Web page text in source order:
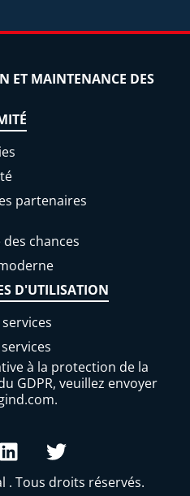
ET MAINTENANCE DES
partenaires
chances
D'UTILISATION
à la protection de la
GDPR, veuillez envoyer
.
. Tous droits réservés.